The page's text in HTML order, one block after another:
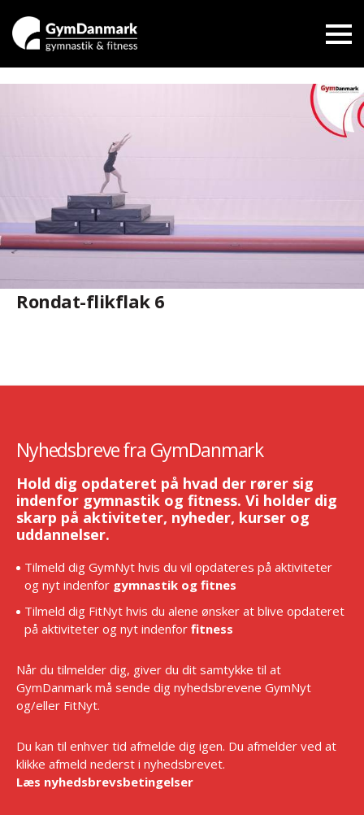
Rondat-flikflak 6
Nyhedsbreve fra GymDanmark
Hold dig opdateret på hvad der rører sig
indenfor gymnastik og fitness. Vi holder dig
skarp på aktiviteter, nyheder, kurser og
uddannelser.
Tilmeld dig GymNyt hvis du vil opdateres på aktiviteter
og nyt indenfor gymnastik og fitnes
Tilmeld dig FitNyt hvis du alene ønsker at blive opdateret
på aktiviteter og nyt indenfor fitness
Når du tilmelder dig, giver du dit samtykke til at
GymDanmark må sende dig nyhedsbrevene GymNyt
og/eller FitNyt.
Du kan til enhver tid afmelde dig igen. Du afmelder ved at
klikke afmeld nederst i nyhedsbrevet.
Læs nyhedsbrevsbetingelser